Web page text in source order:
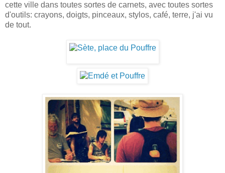
cette ville dans toutes sortes de carnets, avec toutes sortes
d'outils: crayons, doigts, pinceaux, stylos, café, terre, j'ai vu
de tout.